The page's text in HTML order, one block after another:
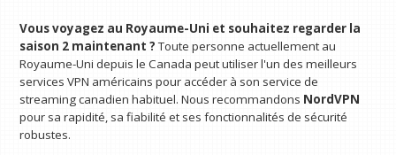
Vous voyagez au Royaume-Uni et souhaitez regarder la
saison 2 maintenant ?Toute personne actuellement au
Royaume-Uni depuis le Canada peut utiliser l'un des meilleurs
services VPN américains pour accéder à son service de
streaming canadien habituel. Nous recommandons NordVPN
pour sa rapidité, sa fiabilité et ses fonctionnalités de sécurité
robustes.